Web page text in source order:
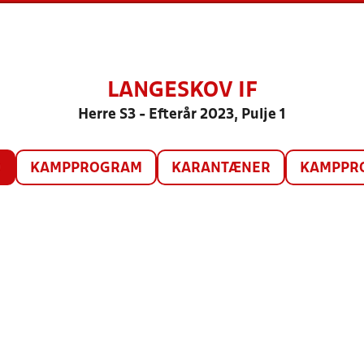
LANGESKOV IF
Herre S3 - Efterår 2023, Pulje 1
KAMPPROGRAM KARANTÆNER